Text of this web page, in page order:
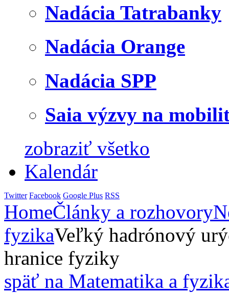
Nadácia Tatrabanky
Nadácia Orange
Nadácia SPP
Saia výzvy na
zobraziť všetko
Kalendár
Twitter Facebook Google Plus RSS
HomeČlánky a rozhovory
fyzikaVeľký hadrónový
hranice fyziky
späť na Matematika a